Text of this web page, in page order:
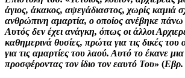
άγιος, άκακος, αψεγάδιαστος, χωρίς καμιά
ανθρώπινη αμαρτία, ο οποίος ανέβηκε
Αυτός δεν έχει ανάγκη, όπως οι άλλοι
καθημερινά θυσίες, πρώτα για τις δικές του
για τις αμαρτίες του λαού. Αυτό το έκανε
προσφέροντας τον ίδιο τον εαυτό Του» (Εβρ.